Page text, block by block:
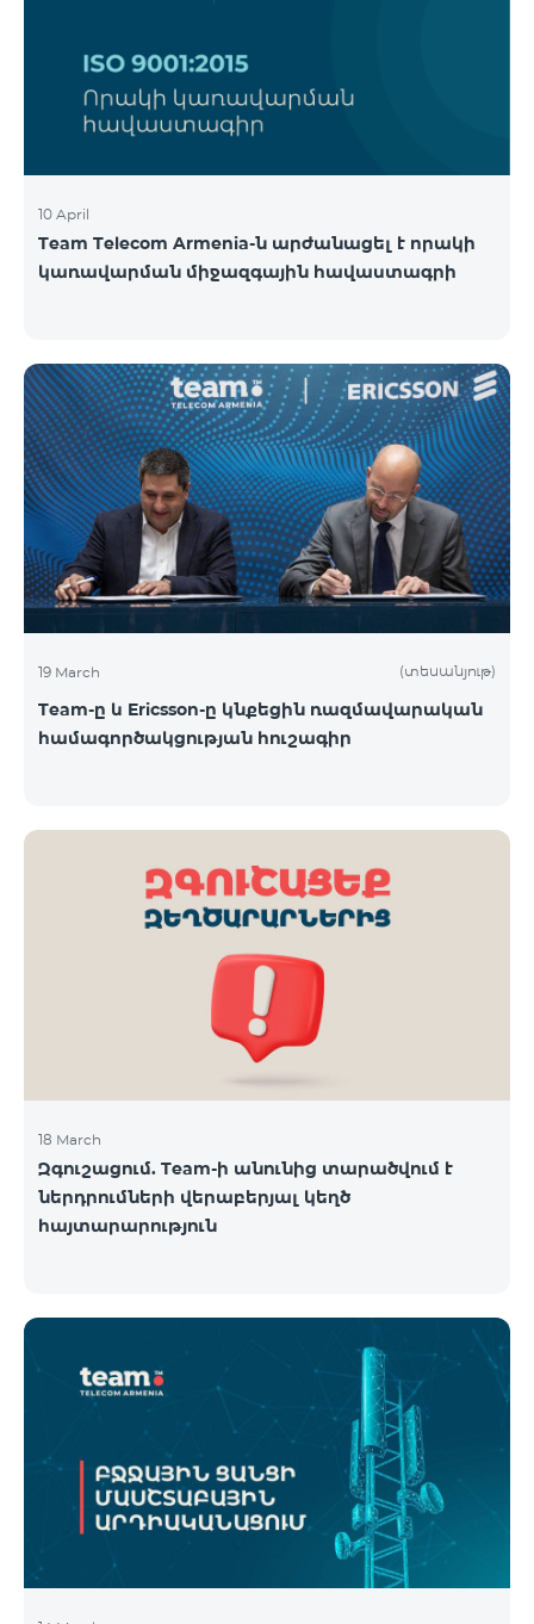
10 April
Team Telecom Armenia-ն արժանացել է որակի
կառավարման միջազգային հավաստագրի
19 March (տեսանյութ)
Team-ը և Ericsson-ը կնքեցին ռազմավարական
համագործակցության հուշագիր
18 March
Զգուշացում. Team-ի անունից տարածվում է
ներդրումների վերաբերյալ կեղծ
հայտարարություն